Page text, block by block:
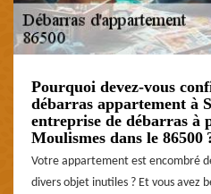
Pourquoi devez-vous
débarras appartement à
entreprise de débarras à
Moulismes dans le 86500
Votre appartement est encombré
divers objet inutiles ? Et vous avez